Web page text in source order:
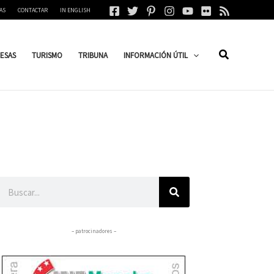
CONTACTAR IN ENGLISH
TURISMO TRIBUNA INFORMACIÓN ÚTIL
– patrocinadores –